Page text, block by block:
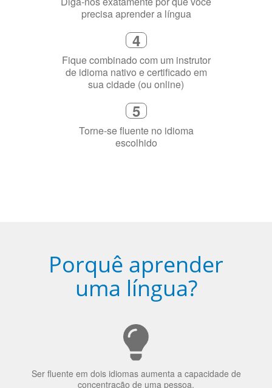
3
Diga-nos exatamente por que você
precisa aprender a língua
4
Fique combinado com um instrutor
de idioma nativo e certificado em
sua cidade (ou online)
5
Porquê aprender
uma língua?